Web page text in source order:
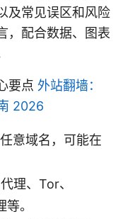
及常见误区和风险
，配合数据、图表
要点 外站翻墙：
2026
意域名，可能在
理、Tor、
。